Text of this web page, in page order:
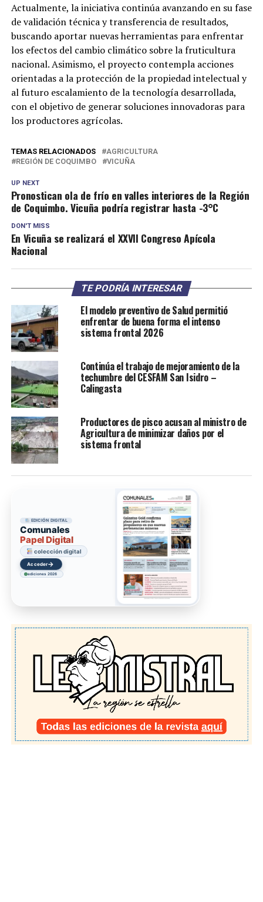
Actualmente, la iniciativa continúa avanzando en su fase
de validación técnica y transferencia de resultados,
buscando aportar nuevas herramientas para enfrentar
los efectos del cambio climático sobre la fruticultura
nacional. Asimismo, el proyecto contempla acciones
orientadas a la protección de la propiedad intelectual y
al futuro escalamiento de la tecnología desarrollada,
con el objetivo de generar soluciones innovadoras para
los productores agrícolas.
TEMAS RELACIONADOS
AGRICULTURA
REGIÓN DE COQUIMBO
VICUÑA
UP NEXT
Pronostican ola de frío en valles interiores de la Región
de Coquimbo. Vicuña podría registrar hasta -3°C
DON'T MISS
En Vicuña se realizará el XXVII Congreso Apícola
Nacional
TE PODRÍA INTERESAR
El modelo preventivo de Salud permitió
enfrentar de buena forma el intenso
sistema frontal 2026
Continúa el trabajo de mejoramiento de la
techumbre del CESFAM San Isidro –
Calingasta
Productores de pisco acusan al ministro de
Agricultura de minimizar daños por el
sistema frontal
EDICIÓN DIGITAL
Comunales
Papel Digital
colección digital
Acceder→
ediciones 2026